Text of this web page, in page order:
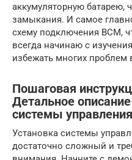
аккумуляторную батарею,
замыкания. И самое
схему подключения BCM,
всегда начинаю с
избежать многих
Пошаговая
Детальное
системы
Установка системы
достаточно сложный и